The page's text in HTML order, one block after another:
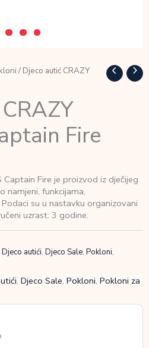
/ Djeco autić CRAZY
Fire
Captain Fire je proizvod iz dječijeg
namjeni, funkcijama,
su u nastavku organizovani
uzrast: 3 godine.
Djeco autići, Djeco Sale, Pokloni,
, Djeco Sale, Pokloni, Pokloni za